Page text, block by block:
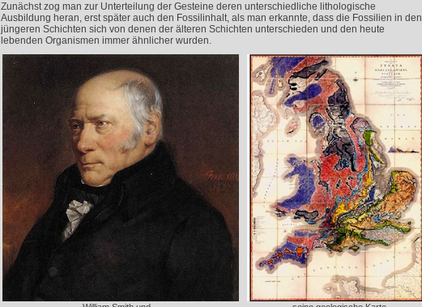
Zunächst zog man zur Unterteilung der Gesteine deren unterschiedliche lithologische
Ausbildung heran, erst später auch den Fossilinhalt, als man erkannte, dass die Fossilien in den
jüngeren Schichten sich von denen der älteren Schichten unterschieden und den heute
lebenden Organismen immer ähnlicher wurden.